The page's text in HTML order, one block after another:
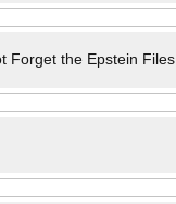
Forget the Epstein Files